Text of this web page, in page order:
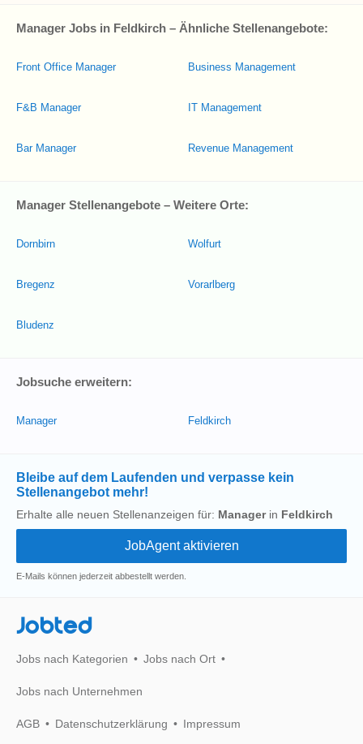
Manager Jobs in Feldkirch – Ähnliche Stellenangebote:
Front Office Manager
F&B Manager
Bar Manager
Business Management
IT Management
Revenue Management
Manager Stellenangebote – Weitere Orte:
Dornbirn
Bregenz
Bludenz
Wolfurt
Vorarlberg
Jobsuche erweitern:
Manager Feldkirch
Bleibe auf dem Laufenden und verpasse kein
Stellenangebot mehr!
Erhalte alle neuen Stellenanzeigen für: Managerin Feldkirch
E-Mails können jederzeit abbestellt werden.
Jobted
Jobs nach Kategorien Jobs nach Ort
Jobs nach Unternehmen
AGB Datenschutzerklärung Impressum